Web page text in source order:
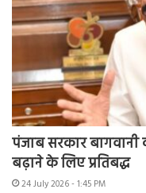
पंजाब सरकार
बढ़ाने के लिए प्रतिबद्ध
24 July 2026 - 1:45 PM